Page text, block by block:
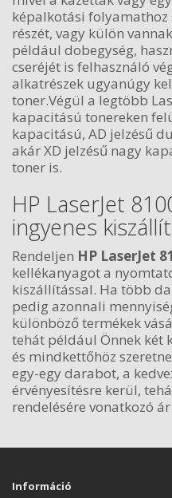
képalkotási folyamathoz
részét, vagy külön
például dobegység,
cseréjét is felhasználó
alkatrészek ugyanúgy
toner.Végül a legtöbb
kapacitású tonereken
kapacitású, AD jelzésű
akár XD jelzésű nagy
toner is.
HP LaserJet
ingyenes
Rendeljen HP LaserJet
kellékanyagot a
kiszállítással. Ha több
pedig azonnali
különböző termékek
tehát például Önnek két
és mindkettőhöz
egy-egy darabot, a
érvényesítésre kerül,
rendelésére vonatkozó
Információ